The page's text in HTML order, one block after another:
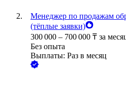
Менеджер по продажам
(тёплые заявки)
300 000 – 700 000 ₸ за
Без опыта
Выплаты: Раз в месяц